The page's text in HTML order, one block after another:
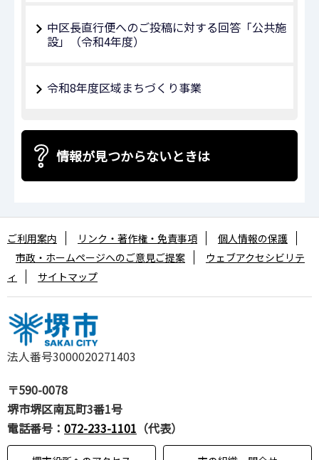
中区長直行便へのご投稿に対する回答「公共施
設」（令和4年度）
令和8年度区域まちづくり事業
情報が見つからないときは
法人番号3000020271403
〒590-0078
堺市堺区南瓦町3番1号
電話番号： 072-233-1101 （代表）
ご利用案内 リンク・著作権・免責事項
個人情報の保護
市政・ホームページへのご意見ご提案
ウェブアクセシビリテ
ィ
サイトマップ